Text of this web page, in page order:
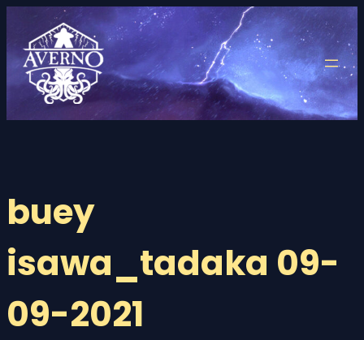
contenido
buey
isawa_tadaka 09-
09-2021